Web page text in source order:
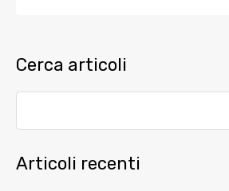
Cerca articoli
Articoli recenti